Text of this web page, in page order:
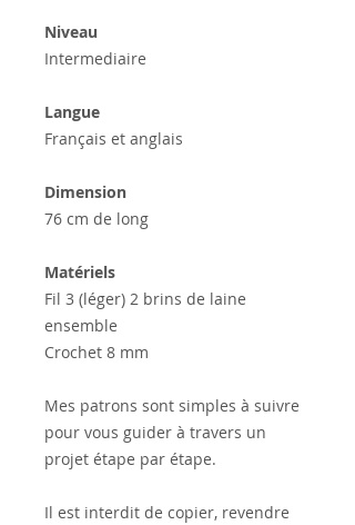
Niveau
Intermediaire
Langue
Français et anglais
Dimension
76 cm de long
Matériels
Fil 3 (léger) 2 brins de laine
ensemble
Crochet 8 mm
Mes patrons sont simples à suivre
pour vous guider à travers un
projet étape par étape.
Il est interdit de copier, revendre